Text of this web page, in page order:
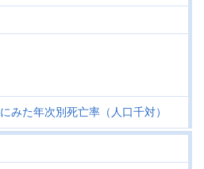
みた年次別死亡率（人口千対）